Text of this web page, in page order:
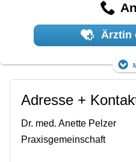
Ärztin
Adresse +
Dr. med. Anette Pelzer
Praxisgemeinschaft